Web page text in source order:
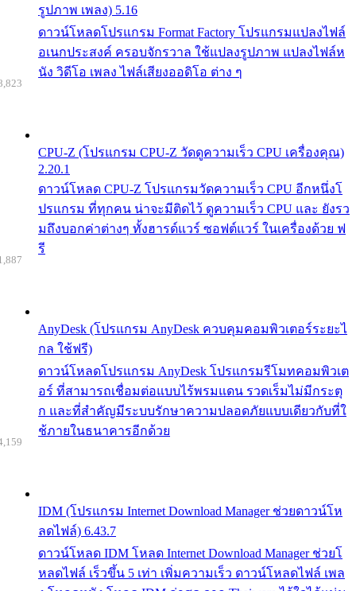
รูปภาพ เพลง) 5.16
ดาวน์โหลดโปรแกรม Format Factory โปรแกรมแปลงไฟล์
อเนกประสงค์ ครอบจักรวาล ใช้แปลงรูปภาพ แปลงไฟล์ห
นัง วิดีโอ เพลง ไฟล์เสียงออดิโอ ต่าง ๆ
CPU-Z (โปรแกรม CPU-Z วัดดูความเร็ว CPU เครื่องคุณ)
2.20.1
ดาวน์โหลด CPU-Z โปรแกรมวัดความเร็ว CPU อีกหนึ่งโ
ปรแกรม ที่ทุกคน น่าจะมีติดไว้ ดูความเร็ว CPU และ ยังรว
มถึงบอกค่าต่างๆ ทั้งฮารด์แวร์ ซอฟต์แวร์ ในเครื่องด้วย ฟ
รี
AnyDesk (โปรแกรม AnyDesk ควบคุมคอมพิวเตอร์ระยะไ
กล ใช้ฟรี)
ดาวน์โหลดโปรแกรม AnyDesk โปรแกรมรีโมทคอมพิวเต
อร์ ที่สามารถเชื่อมต่อแบบไร้พรมแดน รวดเร็มไม่มีกระตุ
ก และที่สำคัญมีระบบรักษาความปลอดภัยแบบเดียวกับที่ใ
ช้ภายในธนาคารอีกด้วย
IDM (โปรแกรม Internet Download Manager ช่วยดาวน์โห
ลดไฟล์) 6.43.7
ดาวน์โหลด IDM โหลด Internet Download Manager ช่วยโ
หลดไฟล์ เร็วขึ้น 5 เท่า เพิ่มความเร็ว ดาวน์โหลดไฟล์ เพล